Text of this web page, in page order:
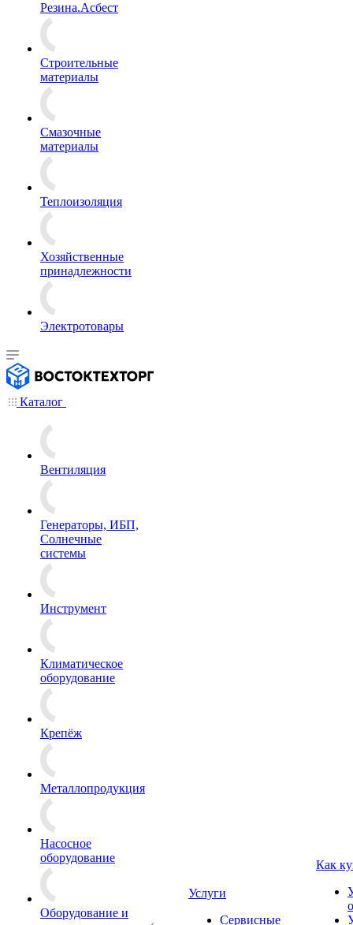
Резина.Асбест
Строительные
материалы
Смазочные
материалы
Теплоизоляция
Хозяйственные
принадлежности
Электротовары
Каталог
Вентиляция
Генераторы, ИБП,
Солнечные
системы
Инструмент
Климатическое
оборудование
Крепёж
Металлопродукция
Насосное
оборудование
Оборудование и
Услуги
Сервисные
Как